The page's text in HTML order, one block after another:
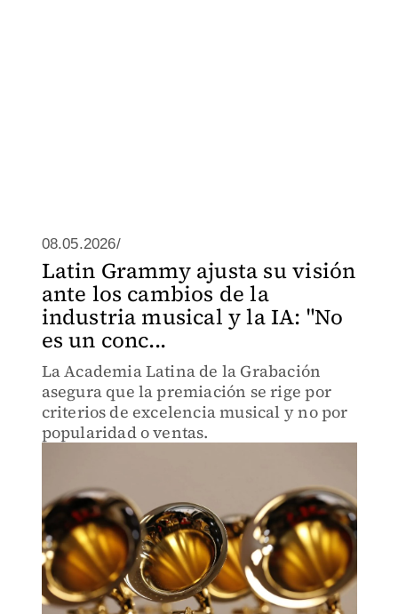
08.05.2026/
Latin Grammy ajusta su visión
ante los cambios de la
industria musical y la IA: "No
es un conc...
La Academia Latina de la Grabación
asegura que la premiación se rige por
criterios de excelencia musical y no por
popularidad o ventas.